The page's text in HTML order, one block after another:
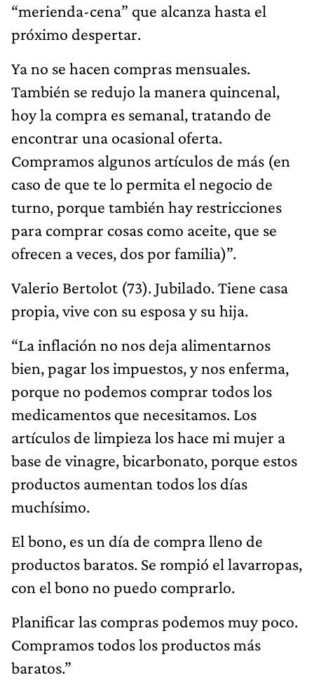
“merienda-cena” que alcanza hasta el
próximo despertar.
Ya no se hacen compras mensuales.
También se redujo la manera quincenal,
hoy la compra es semanal, tratando de
encontrar una ocasional oferta.
Compramos algunos artículos de más (en
caso de que te lo permita el negocio de
turno, porque también hay restricciones
para comprar cosas como aceite, que se
ofrecen a veces, dos por familia)”.
Valerio Bertolot (73). Jubilado. Tiene casa
propia, vive con su esposa y su hija.
“La inflación no nos deja alimentarnos
bien, pagar los impuestos, y nos enferma,
porque no podemos comprar todos los
medicamentos que necesitamos. Los
artículos de limpieza los hace mi mujer a
base de vinagre, bicarbonato, porque estos
productos aumentan todos los días
muchísimo.
El bono, es un día de compra lleno de
productos baratos. Se rompió el lavarropas,
con el bono no puedo comprarlo.
Planificar las compras podemos muy poco.
Compramos todos los productos más
baratos.”